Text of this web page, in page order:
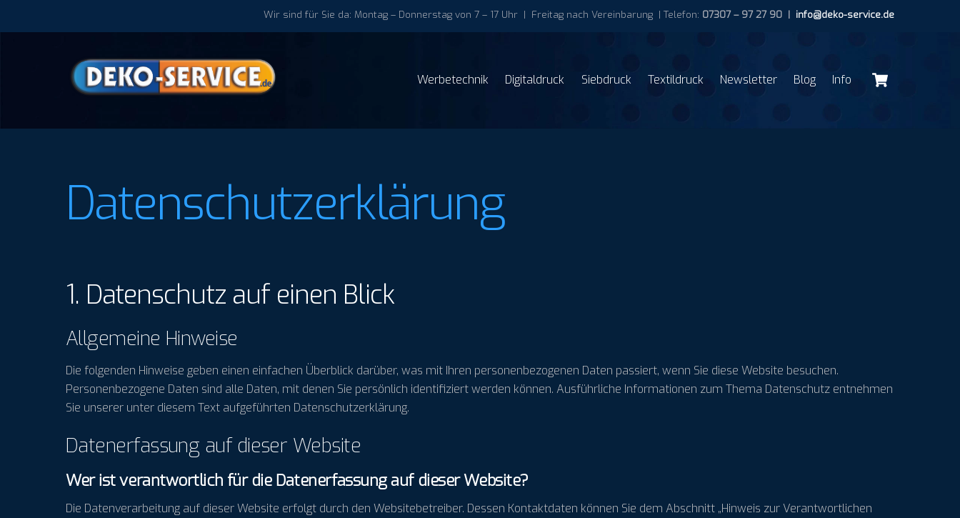
Wir sind für Sie da: Montag – Donnerstag von 7 – 17 Uhr | Freitag nach Vereinbarung | Telefon: 07307 – 97 27 90 | info@deko-service.de
Werbetechnik Digitaldruck Siebdruck Textildruck Newsletter Blog Info
Datenschutzerklärung
1. Datenschutz auf einen Blick
Allgemeine Hinweise
Die folgenden Hinweise geben einen einfachen Überblick darüber, was mit Ihren personenbezogenen Daten passiert, wenn Sie diese Website besuchen.
Personenbezogene Daten sind alle Daten, mit denen Sie persönlich identifiziert werden können. Ausführliche Informationen zum Thema Datenschutz entnehmen
Sie unserer unter diesem Text aufgeführten Datenschutzerklärung.
Datenerfassung auf dieser Website
Wer ist verantwortlich für die Datenerfassung auf dieser Website?
Die Datenverarbeitung auf dieser Website erfolgt durch den Websitebetreiber. Dessen Kontaktdaten können Sie dem Abschnitt „Hinweis zur Verantwortlichen